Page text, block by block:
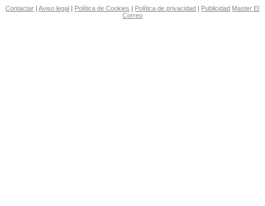
Contactar |Aviso legal | Política de Cookies | Política de privacidad | Publicidad Master El
Correo